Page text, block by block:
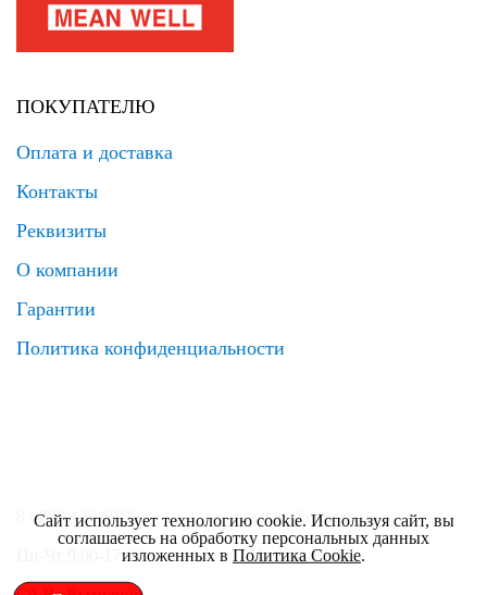
ПОКУПАТЕЛЮ
Оплата и доставка
Контакты
Реквизиты
О компании
Гарантии
Политика конфиденциальности
8 (495) 120 69 99 zakaz@elrus.ru
Пн-Чт 9:00-17:30 Пт 9:00-17:00
Сайт использует технологию cookie. Используя сайт, вы
соглашаетесь на обработку персональных данных
изложенных в Политика Cookie.